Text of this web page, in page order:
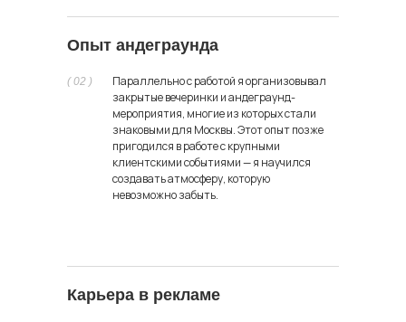
Опыт андеграунда
Параллельно с работой я организовывал
закрытые вечеринки и андеграунд-
мероприятия, многие из которых стали
знаковыми для Москвы. Этот опыт позже
пригодился в работе с крупными
клиентскими событиями — я научился
создавать атмосферу, которую
невозможно забыть.
( 02 )
Карьера в рекламе